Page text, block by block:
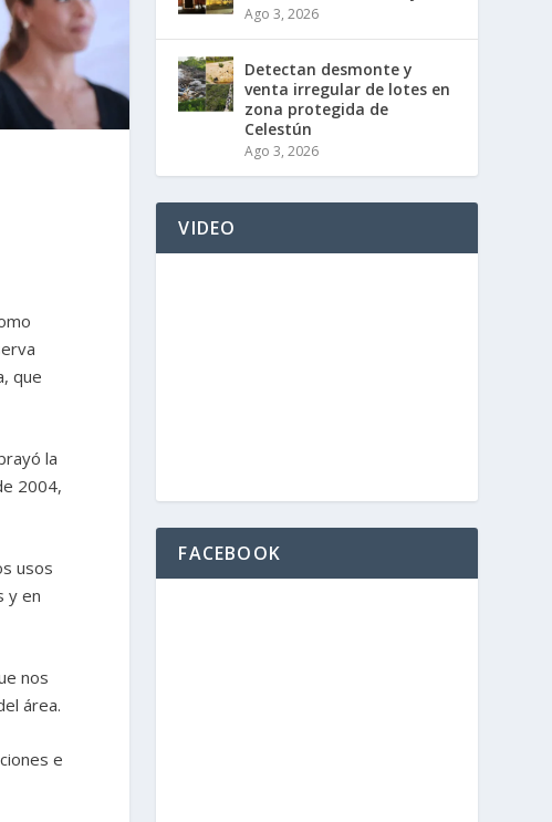
que
la
2004,
usos
y en
nos
área.
e
Ago 3, 2026
Detectan desmonte y
venta irregular de lotes en
zona protegida de
Celestún
Ago 3, 2026
VIDEO
FACEBOOK